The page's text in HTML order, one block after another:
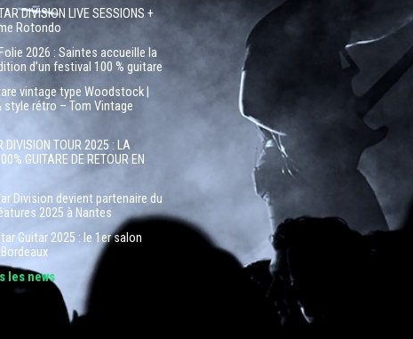
DIVISION LIVE SESSIONS +
Rotondo
2026 : Saintes accueille la
d’un festival 100 % guitare
vintage type Woodstock |
rétro – Tom Vintage
DIVISION TOUR 2025 : LA
GUITARE DE RETOUR EN
Division devient partenaire du
2025 à Nantes
Guitar 2025 : le 1er salon
les news